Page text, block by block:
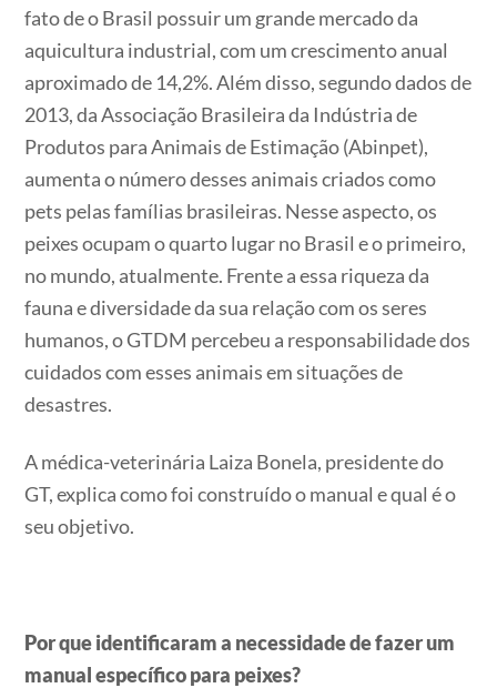
fato de o Brasil possuir um grande mercado da
aquicultura industrial, com um crescimento anual
aproximado de 14,2%. Além disso, segundo dados de
2013, da Associação Brasileira da Indústria de
Produtos para Animais de Estimação (Abinpet),
aumenta o número desses animais criados como
pets pelas famílias brasileiras. Nesse aspecto, os
peixes ocupam o quarto lugar no Brasil e o primeiro,
no mundo, atualmente. Frente a essa riqueza da
fauna e diversidade da sua relação com os seres
humanos, o GTDM percebeu a responsabilidade dos
cuidados com esses animais em situações de
desastres.
A médica-veterinária Laiza Bonela, presidente do
GT, explica como foi construído o manual e qual é o
seu objetivo.
Por que identificaram a necessidade de fazer um
manual específico para peixes?